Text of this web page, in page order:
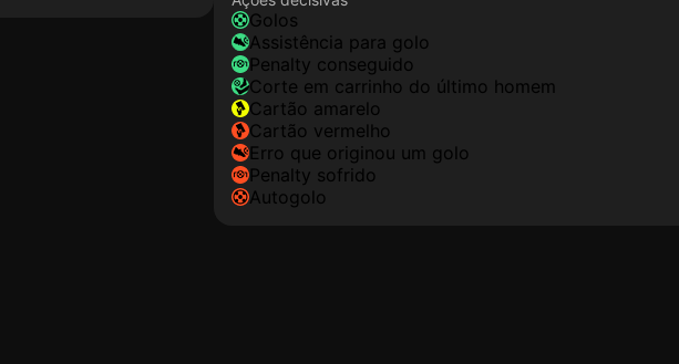
golos
assistência para golo
penalty conseguido
corte em carrinho do último homem
cartão amarelo
cartão vermelho
erro que originou um golo
penalty sofrido
autogolo